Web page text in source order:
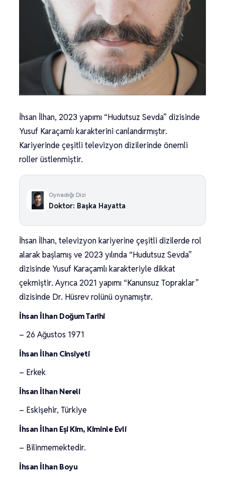
İhsan İlhan, 2023 yapımı “Hudutsuz Sevda” dizisinde
Yusuf Karaçamlı karakterini canlandırmıştır.
Kariyerinde çeşitli televizyon dizilerinde önemli
roller üstlenmiştir.
Oynadığı Dizi
Doktor: Başka Hayatta
İhsan İlhan, televizyon kariyerine çeşitli dizilerde rol
alarak başlamış ve 2023 yılında “Hudutsuz Sevda”
dizisinde Yusuf Karaçamlı karakteriyle dikkat
çekmiştir. Ayrıca 2021 yapımı “Kanunsuz Topraklar”
dizisinde Dr. Hüsrev rolünü oynamıştır.
İhsan İlhan Doğum Tarihi
– 26 Ağustos 1971
İhsan İlhan Cinsiyeti
– Erkek
İhsan İlhan Nereli
– Eskişehir, Türkiye
İhsan İlhan Eşi Kim, Kiminle Evli
– Bilinmemektedir.
İhsan İlhan Boyu